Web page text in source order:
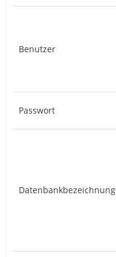
Benutzer
Passwort
Datenbankbezeichnung